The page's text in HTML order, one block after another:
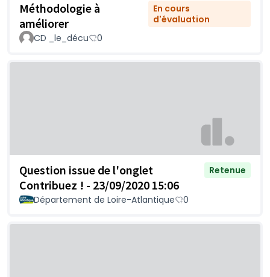
Méthodologie à
améliorer
En cours
d'évaluation
CD _le_décu
0
Question issue de l'onglet
Contribuez ! - 23/09/2020 15:06
Retenue
Département de Loire-Atlantique 0